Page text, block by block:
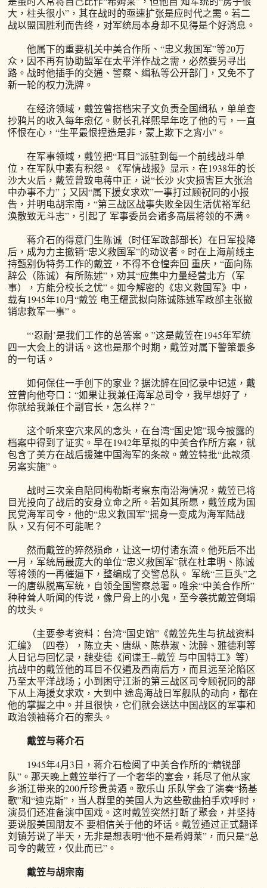
大，柱头很小”，其在战时的亟速扩张是应时代之需。若二
战以盟国胜利而告终，对军统局本身却不见得是个好消息。
他属下的重要机关中美合作所、“忠义救国军”等20万
众，因不再有协助盟军在太平洋作战之需，必然要另寻出
路。战时他插手的交通、警察、缉私等公开部门，又免不了
新一轮的权力洗牌。
在经济领域，戴笠曾搭档宋子文负责全国缉私，单单查
抄鸦片的收入每年愈亿。财长孔祥熙早年吃了他的亏，一直
怀恨在心，“生平最恨捏造是非，蒙上欺下之宵小”。
在军事领域，戴笠把“耳目”派驻到每一个前线战斗单
位，在军队中素有积怨。《军情战报》显示，在1938年的长
沙大火后，戴笠曾致电蒋中正，说“长沙 火灾损害巨大张治
中办事不力”；又因“属下援女求欢”一事打过顾祝同的小报
告，并明电胡宗南，“第三战区战事失败全因生活优裕军纪
涣散致无斗志”，引起了 军事委员会诸多高层将领的不满。
蒋介石的得意门生陈诚（时任军政部部长）在日军投降
后，成为力主撤销“忠义救国军”的动议者。时在上海前线主
持甄别伪特务工作的戴笠，不得不仓惶奔回 重庆，“面向陈
辞公（陈诚）有所陈述”，劝其“应集中力量经营北方（军
事），方能分校长之忧”。如今解密的《忠义救国军》中，
载有1945年10月“戴笠 电王耀武拟向陈诚陈述军政部主张撤
销忠救军一事”。
“‘忍耐’是我们工作的总答案。”这是戴笠在1945年军统
四一大会上的讲话。这也是那个时期，戴笠对属下警策最多
的一句话。
如何保住一手创下的家业？据沈醉在回忆录中记述，戴
笠曾向他夸口：“如果让我兼任海军总司令，我早想好了，
你就给我兼任个副官长，怎么样？”
这个听来空穴来风的念头，在台湾“国史馆”现今披露的
档案中得到了证实。早在1942年草拟的中美合作所方案，就
包含了美方在战后援建中国海军的条款。戴笠特批“此款须
另案实施”。
战时三次亲自陪同梅勒斯考察东南沿海情况，戴笠已将
目光投向了战后的安身立命之所。若如其所愿，戴笠成为国
民党海军司令，他的“忠义救国军”摇身一变成为海军陆战
队，又有何不可能呢？
然而戴笠的猝然殒命，让这一切付诸东流。他死后不出
一月，军统局最庞大的单位“忠义救国军”就在杜聿明、陈诚
等将领的一再催逼下，整编成了交警总队。 军统“三巨头”之
一的唐纵脱离军统，自领全国警察总署。唯余“中美合作所”
种种耸人听闻的传说，像尸骨上的小鬼，至今袭扰戴笠倒塌
的坟头。
（主要参考资料：台湾“国史馆”《戴笠先生与抗战资料
汇编》（四卷），陈立夫、唐纵、陈恭淑、沈醉、雅德利等
人日记与回忆录，魏斐德《间谍王--戴笠 与中国特工》等）
抗战中的戴笠他的耳目不仅遍及西南后方，而且远至沦陷区
乃至太平洋战场；小到困守江浙的第三战区司令顾祝同的部
下从上海援女求欢，大到中 途岛海战日军舰队的动向，都在
他的掌握之中。并且很快，它们就会送达中国战区的军事和
政治领袖蒋介石的案头。
戴笠与蒋介石
1945年4月3日，蒋介石检阅了中美合作所的“精锐部
队”。那天晚上戴笠举行了一个奢华的宴会，耗尽了他从家
乡浙江带来的200斤珍贵黄酒。歌乐山 乐队学会了演奏“扬基
歌”和“迪克斯”，当人群里的美国人为这些歌曲拍手欢呼时，
演员们还准备演中国戏。这时戴笠突然打断了聚会，并坚持
要说服美国朋友不 要相信关于他的坏话。戴笠通过正式翻译
刘镇芳说了半天，无非是想表明“他不是希姆莱”，而只是“总
司令的戴笠，仅此而已”。
戴笠与胡宗南